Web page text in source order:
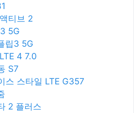
티브 2
5G
립3 5G
4 7.0
S7
스 스타일 LTE G357
2 플러스